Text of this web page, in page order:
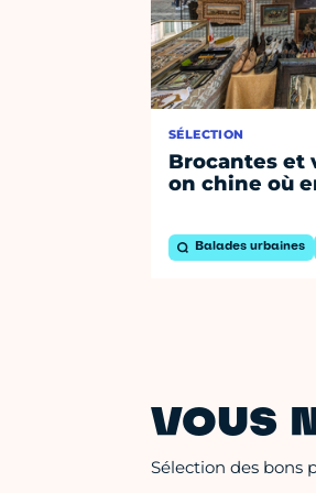
SÉLECTION
Brocantes et
on chine où
Balades urbaines
VOUS
Sélection des bons